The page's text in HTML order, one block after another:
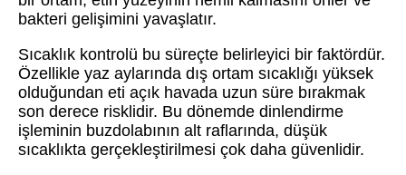
bakteri gelişimini yavaşlatır.
Sıcaklık kontrolü bu süreçte belirleyici bir faktördür.
Özellikle yaz aylarında dış ortam sıcaklığı yüksek
olduğundan eti açık havada uzun süre bırakmak
son derece risklidir. Bu dönemde dinlendirme
işleminin buzdolabının alt raflarında, düşük
sıcaklıkta gerçekleştirilmesi çok daha güvenlidir.